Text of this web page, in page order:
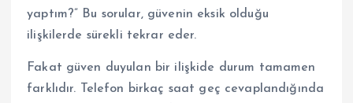
yaptım?” Bu sorular, güvenin eksik olduğu
ilişkilerde sürekli tekrar eder.
Fakat güven duyulan bir ilişkide durum tamamen
farklıdır. Telefon birkaç saat geç cevaplandığında